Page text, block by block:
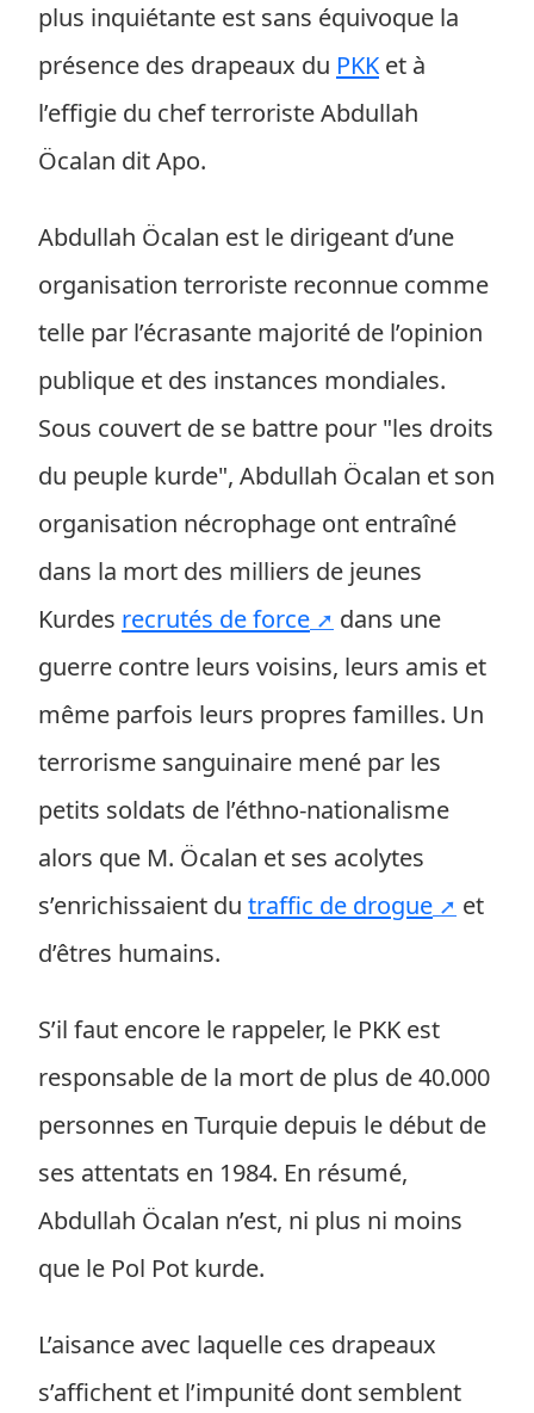
plus inquiétante est sans équivoque la
présence des drapeaux du PKK et à
l’effigie du chef terroriste Abdullah
Öcalan dit Apo.
Abdullah Öcalan est le dirigeant d’une
organisation terroriste reconnue comme
telle par l’écrasante majorité de l’opinion
publique et des instances mondiales.
Sous couvert de se battre pour "les droits
du peuple kurde", Abdullah Öcalan et son
organisation nécrophage ont entraîné
dans la mort des milliers de jeunes
Kurdes recrutés de force
dans une
guerre contre leurs voisins, leurs amis et
même parfois leurs propres familles. Un
terrorisme sanguinaire mené par les
petits soldats de l’éthno-nationalisme
alors que M. Öcalan et ses acolytes
s’enrichissaient du traffic de drogue
et
d’êtres humains.
S’il faut encore le rappeler, le PKK est
responsable de la mort de plus de 40.000
personnes en Turquie depuis le début de
ses attentats en 1984. En résumé,
Abdullah Öcalan n’est, ni plus ni moins
que le Pol Pot kurde.
L’aisance avec laquelle ces drapeaux
s’affichent et l’impunité dont semblent